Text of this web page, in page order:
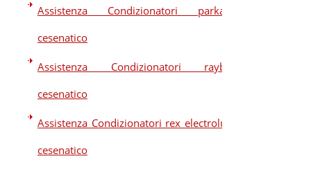
Assistenza Condizionatori parkair
cesenatico
Assistenza Condizionatori raybo
cesenatico
Assistenza Condizionatori rex electrolux
cesenatico